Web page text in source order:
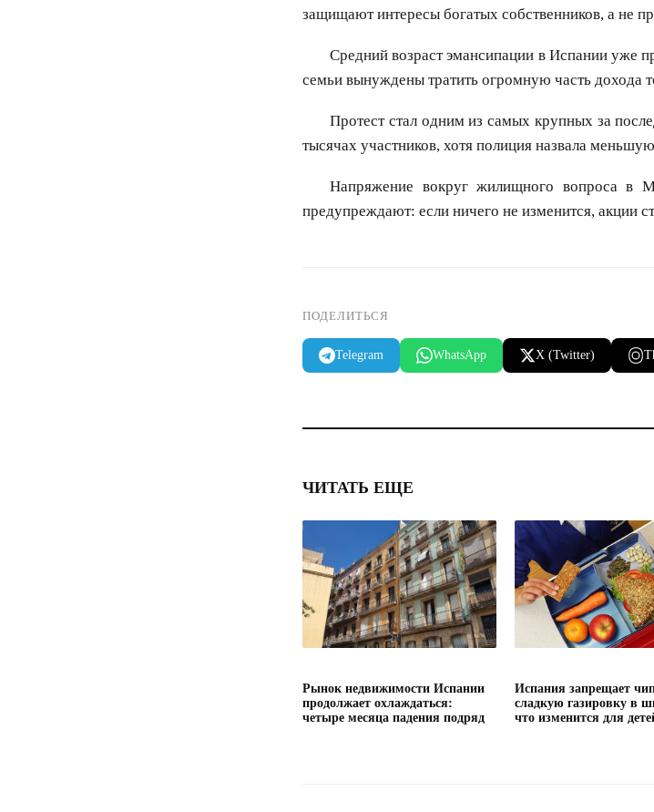
защищают интересы богатых собственников, а не
Средний возраст эмансипации в Испании уже
семьи вынуждены тратить огромную часть дохода
Протест стал одним из самых крупных за
тысячах участников, хотя полиция назвала
Напряжение вокруг жилищного вопроса в
предупреждают: если ничего не изменится, акции
ПОДЕЛИТЬСЯ
Telegram WhatsApp X (Twitter)
ЧИТАТЬ ЕЩЕ
Рынок недвижимости Испании
продолжает охлаждаться:
четыре месяца падения подряд
Испания запрещает
сладкую газировку в
что изменится для